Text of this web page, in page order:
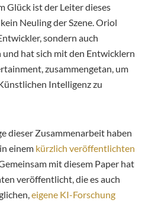
Glück ist der Leiter dieses
Neuling der Szene. Oriol
sondern auch
hat sich mit den Entwicklern
zusammengetan, um
Intelligenz zu
dieser Zusammenarbeit haben
einem kürzlich veröffentlichten
mit diesem Paper hat
veröffentlicht, die es auch
eigene KI-Forschung